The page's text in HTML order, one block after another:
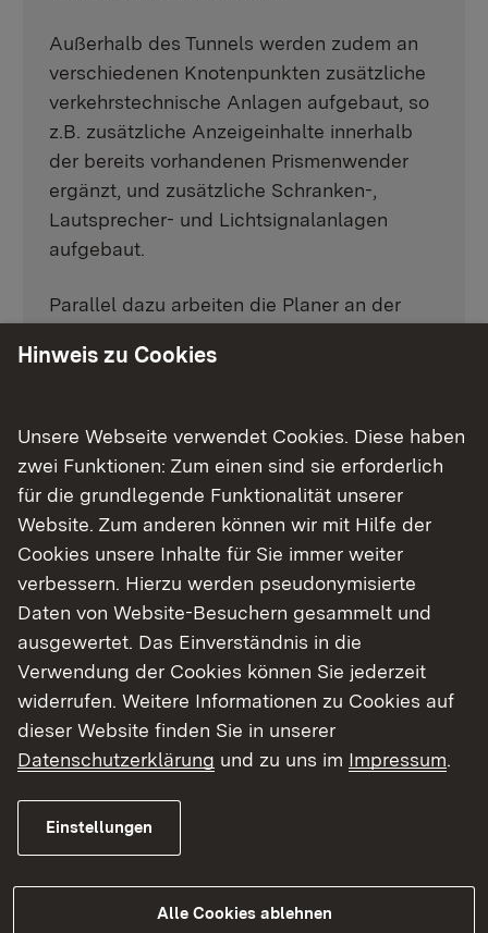
Außerhalb des Tunnels werden zudem an
verschiedenen Knotenpunkten zusätzliche
verkehrstechnische Anlagen aufgebaut, so
z.B. zusätzliche Anzeigeinhalte innerhalb
der bereits vorhandenen Prismenwender
ergänzt, und zusätzliche Schranken-,
Lautsprecher- und Lichtsignalanlagen
aufgebaut.
Parallel dazu arbeiten die Planer an der
gibt wöchentlich baubegleitend die
Zahlen & Fakten
Die Baumaßnahme, welche als
Hauptbaumaßnahme bezeichnet wird, hat
am 02.11.2023 begonnen. Die Vollsperrung
für die Tunnelertüchtigung besteht seit
02.01.2025. Sie soll Ende Februar 2026
aufgehoben werden.
Die voraussichtlichen Baukosten betragen
circa 36,4 Mio €.
Im Vorfeld dieser Baumaßnahme waren
Vorabmaßnahmen notwendig, bei welchen
bereits 5,3 Mio € Bundesmittel in die
Infrastruktur investiert wurden.
Hinweis zu Cookies
Unsere Webseite verwendet Cookies. Diese haben
zwei Funktionen: Zum einen sind sie erforderlich
für die grundlegende Funktionalität unserer
Website. Zum anderen können wir mit Hilfe der
Cookies unsere Inhalte für Sie immer weiter
verbessern. Hierzu werden pseudonymisierte
Daten von Website-Besuchern gesammelt und
ausgewertet. Das Einverständnis in die
Verwendung der Cookies können Sie jederzeit
widerrufen. Weitere Informationen zu Cookies auf
dieser Website finden Sie in unserer
Datenschutzerklärung und zu uns im Impressum.
Einstellungen
Alle Cookies ablehnen